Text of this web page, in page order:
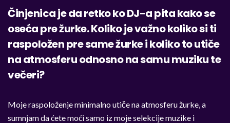
Činjenica je da retko ko DJ-a pita kako se
oseća pre žurke. Koliko je važno koliko si ti
raspoložen pre same žurke i koliko to utiče
na atmosferu odnosno na samu muziku te
večeri?
Moje raspoloženje minimalno utiče na atmosferu žurke, a
sumnjam da ćete moći samo iz moje selekcije muzike i